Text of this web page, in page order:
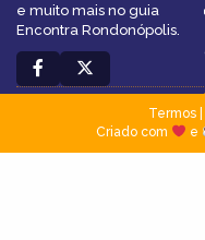
e muito mais no guia
Encontra Rondonópolis.
Termos|
Criado com
e